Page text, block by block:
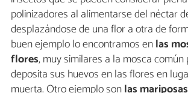
polinizadores al alimentarse del néctar
desplazándose de una flor a otra de
buen ejemplo lo encontramos enlas
flores, muy similares a la mosca común
deposita sus huevos en las flores en